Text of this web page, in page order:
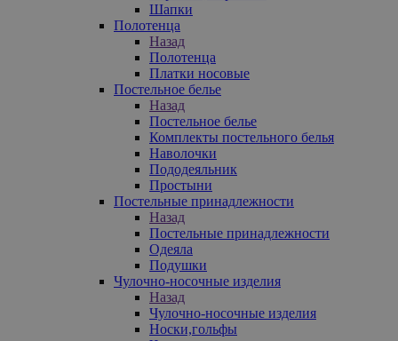
Шапки
Полотенца
Назад
Полотенца
Платки носовые
Постельное белье
Назад
Постельное белье
Комплекты постельного белья
Наволочки
Пододеяльник
Простыни
Постельные принадлежности
Назад
Постельные принадлежности
Одеяла
Подушки
Чулочно-носочные изделия
Назад
Чулочно-носочные изделия
Носки,гольфы